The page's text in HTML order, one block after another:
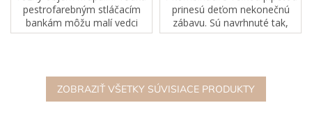
pestrofarebným stláčacím
bankám môžu malí vedci
nasávať kvapalinu a prenášať
zábavný doplnok k hre s...
prinesú deťom nekonečnú
zábavu. Sú navrhnuté tak,
aby boli ideálnej veľkosti pre
ZOBRAZIŤ VŠETKY SÚVISIACE PRODUKTY